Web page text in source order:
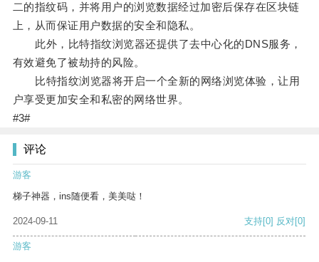
二的指纹码，并将用户的浏览数据经过加密后保存在区块链
上，从而保证用户数据的安全和隐私。
此外，比特指纹浏览器还提供了去中心化的DNS服务，
有效避免了被劫持的风险。
比特指纹浏览器将开启一个全新的网络浏览体验，让用
户享受更加安全和私密的网络世界。
#3#
评论
游客
梯子神器，ins随便看，美美哒！
2024-09-11 支持[0] 反对[0]
游客